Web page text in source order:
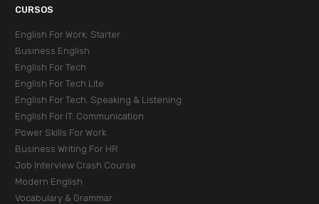
CURSOS
English For Work: Starter
Business English
English For Tech
English For Tech Lite
English For Tech. Speaking & Listening
English For IT: Communication
Power Skills For Work
Business Writing For HR
Job Interview Crash Course
Modern English
Vocabulary & Grammar